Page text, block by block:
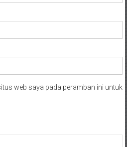
web saya pada peramban ini untuk